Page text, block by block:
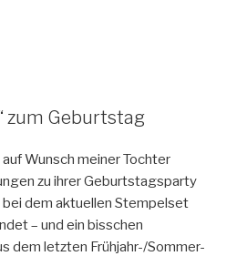
zum Geburtstag
Wunsch meiner Tochter
zu ihrer Geburtstagsparty
bei dem aktuellen Stempelset
– und ein bisschen
dem letzten Frühjahr-/Sommer-